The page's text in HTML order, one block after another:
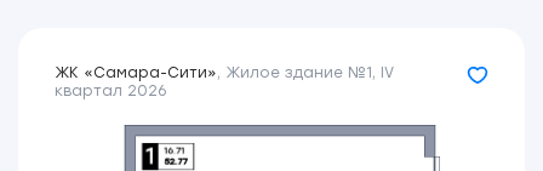
ЖК «Самара-Сити», Жилое здание №1 , IV
квартал 2026